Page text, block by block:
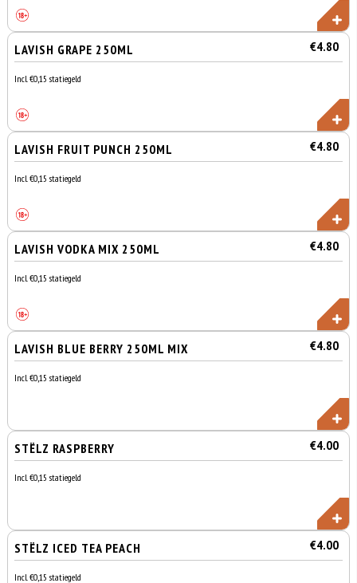
LAVISH GRAPE 250ML €4.80
Incl. €0,15 statiegeld
LAVISH FRUIT PUNCH 250ML €4.80
Incl. €0,15 statiegeld
LAVISH VODKA MIX 250ML €4.80
Incl. €0,15 statiegeld
LAVISH BLUE BERRY 250ML MIX €4.80
Incl. €0,15 statiegeld
STËLZ RASPBERRY €4.00
Incl. €0,15 statiegeld
STËLZ ICED TEA PEACH €4.00
Incl. €0,15 statiegeld